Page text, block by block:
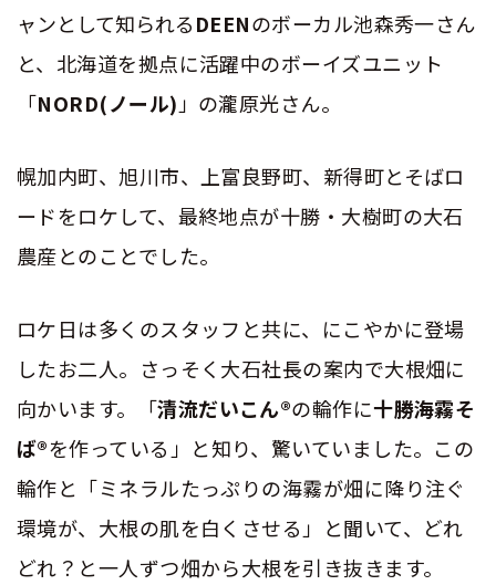
ャンとして知られるDEENのボーカル池森秀一さん
と、北海道を拠点に活躍中のボーイズユニット
「NORD(ノール)」の瀧原光さん。
幌加内町、旭川市、上富良野町、新得町とそばロ
ードをロケして、最終地点が十勝・大樹町の大石
農産とのことでした。
ロケ日は多くのスタッフと共に、にこやかに登場
したお二人。さっそく大石社長の案内で大根畑に
向かいます。「清流だいこん®の輪作に十勝海霧そ
ば®を作っている」と知り、驚いていました。この
輪作と「ミネラルたっぷりの海霧が畑に降り注ぐ
環境が、大根の肌を白くさせる」と聞いて、どれ
どれ？と一人ずつ畑から大根を引き抜きます。